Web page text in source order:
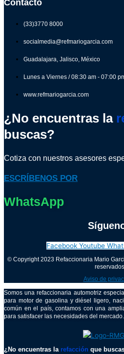
Contacto
(33)3770 8000
socialmedia@refmariogarcia.com
Guadalajara, Jalisco, México
Lunes a Viernes / 08:30 am - 07:00
www.refmariogarcia.com
¿No encuentras la
buscas?
Cotiza con nuestros asesores
ESCRÍBENOS POR
WhatsApp
Facebook Youtube
© Copyright 2023 Refaccionaria Mario
reservados
Aviso de
Somos una refaccionaria automotriz
para motor de gasolina y diésel ligero,
común en el país, contamos con una
para satisfacer las necesidades del mercado.
¿No encuentras la refacción que